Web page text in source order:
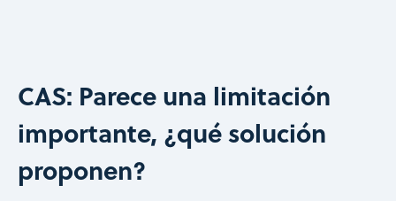
CAS: Parece una limitación
importante, ¿qué solución
proponen?